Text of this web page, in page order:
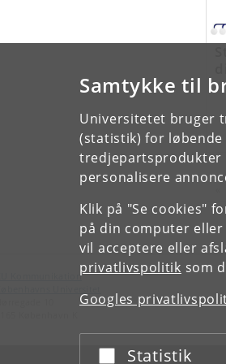
Samtykke til
Universitetet bruger
(statistik) for
tredjepartsprodukter
personalisere
Klik på "Se cookies"
på din computer
vil acceptere eller
privatlivspolitik som
Googles
Acceptér eller afslå
Statistik
KU Kommunikation